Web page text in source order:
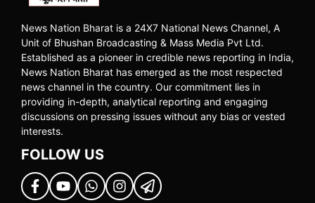
News Nation Bharat is a 24X7 National News Channel, A
Unit of Bhushan Broadcasting & Mass Media Pvt Ltd.
Established as a pioneer in credible news reporting in India,
News Nation Bharat has emerged as the most respected
news channel in the country. Our commitment lies in
providing in-depth, analytical reporting and engaging
discussions on pressing issues without any bias or vested
interests.
FOLLOW US